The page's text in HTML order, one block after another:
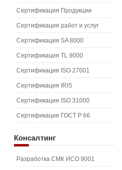
Сертификация Продукции
Сертификация работ и услуг
Сертификация SA 8000
Сертификация TL 9000
Сертификация ISO 27001
Сертификация IRIS
Сертификация ISO 31000
Сертификация ГОСТ Р 66
Консалтинг
Разработка СМК ИСО 9001